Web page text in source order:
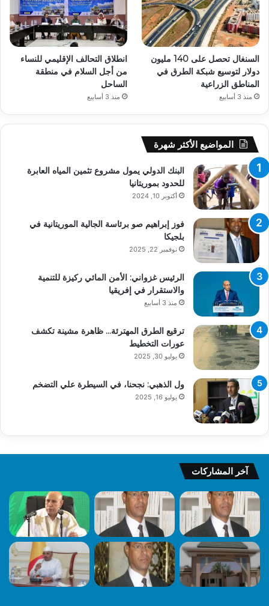
السنغال تحصل على 140 مليون
دولار لتوسيع شبكة الطرق في
المناطق الزراعية
منذ 3 أسابيع
انطلاق التحالف الإقليمي للنساء
من أجل السلام في منطقة
الساحل
منذ 3 أسابيع
المواضيع الأكثر شهرة
البنك الدولي يمول مشروع تثمين المياه العابرة
للحدود بموريتانيا
أكتوبر 10, 2024
فوز إبراهيم صو برئاسة الجالية الموريتانية في
بلجيكا
نوفمبر 22, 2025
الرئيس غزواني: الأمن المائي ركيزة للتنمية
والاستقرار في إفريقيا
منذ 3 أسابيع
ترقيع الطرق المهترئة… ظاهرة مشينة تكشف
عورات التخطيط
يوليو 30, 2025
ول الذهبي: نجحنا، في السيطرة علي التضخم
يوليو 16, 2025
آخر المشاركات